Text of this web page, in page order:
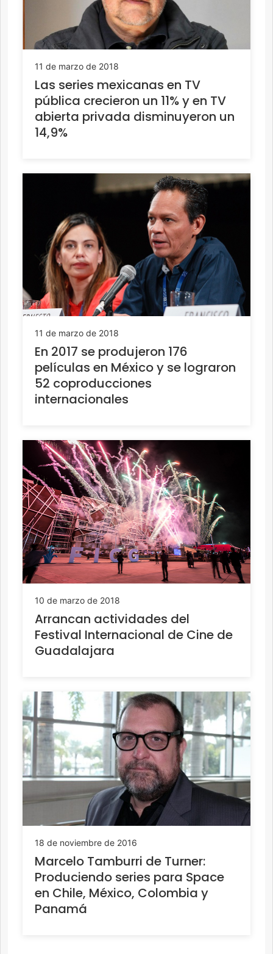
11 de marzo de 2018
Las series mexicanas en TV
pública crecieron un 11% y en TV
abierta privada disminuyeron un
14,9%
11 de marzo de 2018
En 2017 se produjeron 176
películas en México y se lograron
52 coproducciones
internacionales
10 de marzo de 2018
Arrancan actividades del
Festival Internacional de Cine de
Guadalajara
18 de noviembre de 2016
Marcelo Tamburri de Turner:
Produciendo series para Space
en Chile, México, Colombia y
Panamá